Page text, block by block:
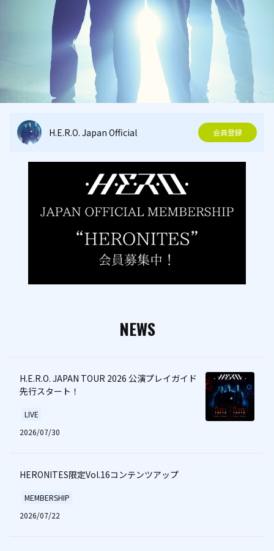
H.E.R.O. Japan Official 会員登録
NEWS
H.E.R.O. JAPAN TOUR 2026 公演プレイガイド
先行スタート！
LIVE
2026/07/30
HERONITES限定Vol.16コンテンツアップ
MEMBERSHIP
2026/07/22